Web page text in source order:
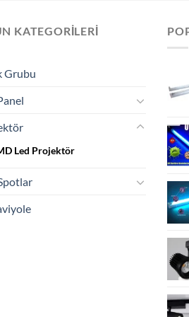
KATEGORILERI
Grubu
Led Projektör